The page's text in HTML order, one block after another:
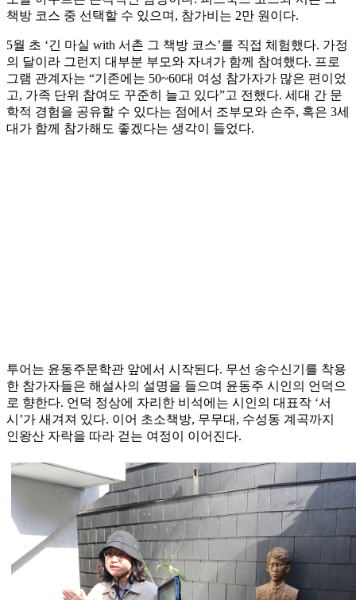
책방 코스 중 선택할 수 있으며, 참가비는 2만 원이다.
5월 초 ‘긴 마실 with 서촌 그 책방 코스’를 직접 체험했다. 가정
의 달이라 그런지 대부분 부모와 자녀가 함께 참여했다. 프로
그램 관계자는 “기존에는 50~60대 여성 참가자가 많은 편이었
고, 가족 단위 참여도 꾸준히 늘고 있다”고 전했다. 세대 간 문
학적 경험을 공유할 수 있다는 점에서 조부모와 손주, 혹은 3세
대가 함께 참가해도 좋겠다는 생각이 들었다.
투어는 윤동주문학관 앞에서 시작된다. 무선 송수신기를 착용
한 참가자들은 해설사의 설명을 들으며 윤동주 시인의 언덕으
로 향한다. 언덕 정상에 자리한 비석에는 시인의 대표작 ‘서
시’가 새겨져 있다. 이어 초소책방, 무무대, 수성동 계곡까지
인왕산 자락을 따라 걷는 여정이 이어진다.